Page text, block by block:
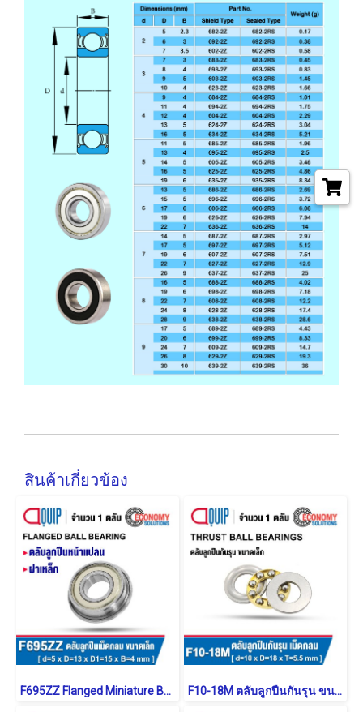
สินค้าเกี่ยวข้อง
F695ZZ Flanged Miniature Ball Bearings Sheild Type F10-18M ตลับลูกปืนกันรุน ขนาดเล็ก Miniature Thrust Ball Bearing